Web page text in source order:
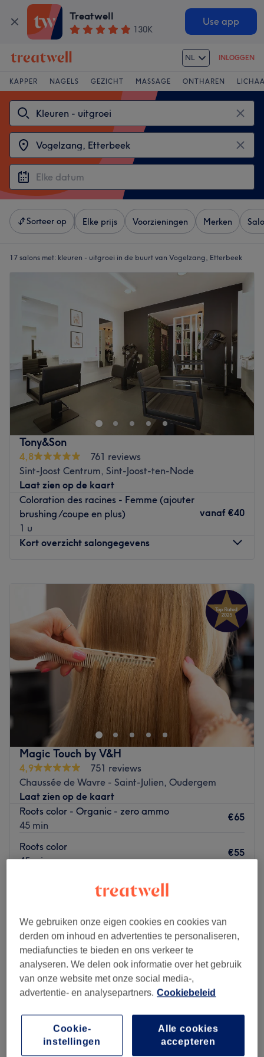
Treatwell
130K
Use app
NL INLOGGEN
KAPPER NAGELS GEZICHT MASSAGE ONTHAREN
Sorteer op Elke prijs Voorzieningen Merken
17 salons met: kleuren - uitgroei in de buurt van Vogelzang, Etterbeek
Tony&Son
4,8
761 reviews
Sint-Joost Centrum, Sint-Joost-ten-Node
Laat zien op de kaart
Coloration des racines - Femme (ajouter
brushing /coupe en plus)
1 u
vanaf €40
Kort overzicht salongegevens
09:00
19:00
09:00–19:00
Donderdag
09:00–19:00
Vrijdag
09:00 –
19:00
Zaterdag
09:00 –
19:00
Zondag
10:00 18:00
Tony and Son est un salon de coiffure situé à Saint-Josse,
à dix minutes à pieds du métro Madou. L'équipe
passionnée vous reçoit chaleureusement dans un salon
moderne et lumineux. Ici, chaque coiffeur a sa spécialité :
de la coupe de cheveux à la coloration en passant par
des lissages brésilien, chez Tony and Son tous vos rêves
deviennent réalité ! Faites confiance aux coups de
ciseaux et de pinceaux experts de l'équipe pour un
nouveau look en parfaite adéquation avec votre
personnalité !
Magic Touch by V&H
4,9
751 reviews
Chaussée de Wavre - Saint-Julien, Oudergem
Laat zien op de kaart
Roots color - Organic - zero ammo
45 min
€65
Roots color
45 min
€55
Dinsdag
10:00–19:30
Woensdag
10:00–19:30
Donderdag
10:00
Vrijdag
10:00–19:30
Zaterdag
10:00
Zondag
Gesloten
salon waar zorg en comfort centraal staan, met als doel
iedere klant te laten stralen met een kapsel dat perfect
We gebruiken onze eigen cookies en cookies van
derden om inhoud en advertenties te personaliseren,
mediafuncties te bieden en ons verkeer te
analyseren. We delen ook informatie over het gebruik
van onze website met onze social media-,
advertentie- en analysepartners. Cookiebeleid
Alle cookies
accepteren
Cookie-
instellingen